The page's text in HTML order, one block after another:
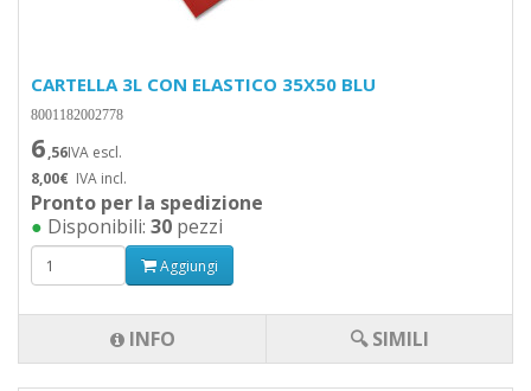
CARTELLA 3L CON ELASTICO 35X50 BLU
8001182002778
6,56IVA escl.
8,00€ IVA incl.
Pronto per la spedizione
● Disponibili: 30 pezzi
Aggiungi
INFO 🔍 SIMILI